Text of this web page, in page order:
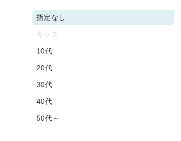
指定なし
キッズ
10代
20代
30代
40代
50代～